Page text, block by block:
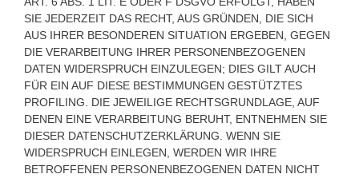
SIE JEDERZEIT DAS RECHT, AUS GRÜNDEN, DIE SICH
AUS IHRER BESONDEREN SITUATION ERGEBEN, GEGEN
DIE VERARBEITUNG IHRER PERSONENBEZOGENEN
DATEN WIDERSPRUCH EINZULEGEN; DIES GILT AUCH
FÜR EIN AUF DIESE BESTIMMUNGEN GESTÜTZTES
PROFILING. DIE JEWEILIGE RECHTSGRUNDLAGE, AUF
DENEN EINE VERARBEITUNG BERUHT, ENTNEHMEN SIE
DIESER DATENSCHUTZERKLÄRUNG. WENN SIE
WIDERSPRUCH EINLEGEN, WERDEN WIR IHRE
BETROFFENEN PERSONENBEZOGENEN DATEN NICHT